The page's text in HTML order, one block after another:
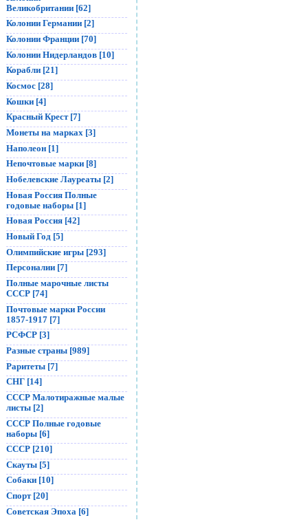
Великобритании [62]
Колонии Германии [2]
Колонии Франции [70]
Колонии Нидерландов [10]
Корабли [21]
Космос [28]
Кошки [4]
Красный Крест [7]
Монеты на марках [3]
Наполеон [1]
Непочтовые марки [8]
Нобелевские Лауреаты [2]
Новая Россия Полные
годовые наборы [1]
Новая Россия [42]
Новый Год [5]
Олимпийские игры [293]
Персоналии [7]
Полные марочные листы
СССР [74]
Почтовые марки России
1857-1917 [7]
РСФСР [3]
Разные страны [989]
Раритеты [7]
СНГ [14]
СССР Малотиражные малые
листы [2]
СССР Полные годовые
наборы [6]
СССР [210]
Скауты [5]
Собаки [10]
Спорт [20]
Советская Эпоха [6]